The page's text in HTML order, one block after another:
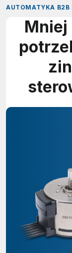
AUTOMATYKA B2B
Mniej